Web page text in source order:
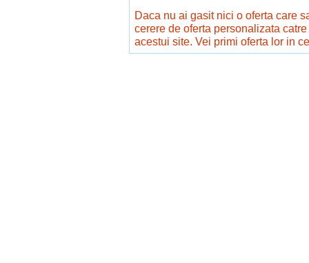
Daca nu ai gasit nici o oferta care
cerere de oferta personalizata
acestui site. Vei primi oferta lor in